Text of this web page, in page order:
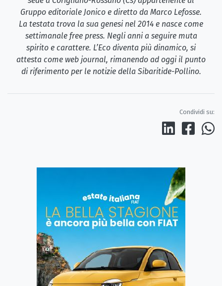
Gruppo editoriale Jonico e diretto da Marco Lefosse.
La testata trova la sua genesi nel 2014 e nasce come
settimanale free press. Negli anni a seguire muta
spirito e carattere. L’Eco diventa più dinamico, si
attesta come web journal, rimanendo ad oggi il punto
di riferimento per le notizie della Sibaritide-Pollino.
Condividi su: